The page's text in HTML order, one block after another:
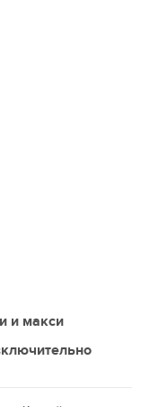
и макси